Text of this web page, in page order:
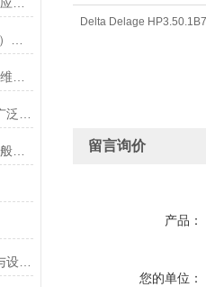
DEUBLIN(杜博林)旋转接头漏水一般应从以下几个方面来找原因
McDaniel 压力表能确保系统安全与设备寿命延长
Delta Delage
留言询价
产品：
您的单位：